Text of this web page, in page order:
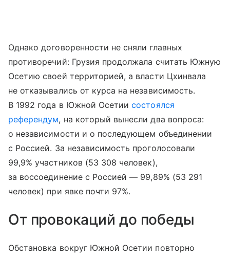
Однако договоренности не сняли главных
противоречий: Грузия продолжала считать Южную
Осетию своей территорией, а власти Цхинвала
не отказывались от курса на независимость.
В 1992 года в Южной Осетиисостоялся
референдум, на который вынесли два вопроса:
о независимости и о последующем объединении
с Россией. За независимость проголосовали
99,9% участников (53 308 человек),
за воссоединение с Россией — 99,89% (53 291
человек) при явке почти 97%.
От провокаций до победы
Обстановка вокруг Южной Осетии повторно